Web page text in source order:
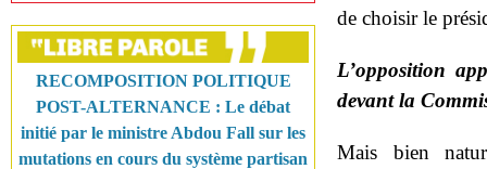
RECOMPOSITION POLITIQUE
POST-ALTERNANCE : Le débat
initié par le ministre Abdou Fall sur les
mutations en cours du système partisan
de choisir le
L’opposition
devant la
Mais bien